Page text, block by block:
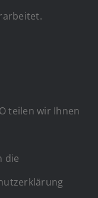
teilen wir Ihnen
die